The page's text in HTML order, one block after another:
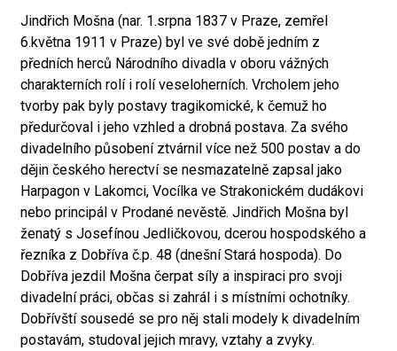
Jindřich Mošna (nar. 1.srpna 1837 v Praze, zemřel
6.května 1911 v Praze) byl ve své době jedním z
předních herců Národního divadla v oboru vážných
charakterních rolí i rolí veseloherních. Vrcholem jeho
tvorby pak byly postavy tragikomické, k čemuž ho
předurčoval i jeho vzhled a drobná postava. Za svého
divadelního působení ztvárnil více než 500 postav a do
dějin českého herectví se nesmazatelně zapsal jako
Harpagon v Lakomci, Vocílka ve Strakonickém dudákovi
nebo principál v Prodané nevěstě. Jindřich Mošna byl
ženatý s Josefínou Jedličkovou, dcerou hospodského a
řezníka z Dobříva č.p. 48 (dnešní Stará hospoda). Do
Dobříva jezdil Mošna čerpat síly a inspiraci pro svoji
divadelní práci, občas si zahrál i s místními ochotníky.
Dobřívští sousedé se pro něj stali modely k divadelním
postavám, studoval jejich mravy, vztahy a zvyky.